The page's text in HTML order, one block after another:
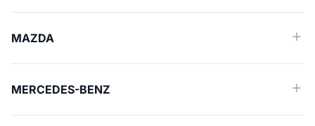
MAZDA
MERCEDES-BENZ